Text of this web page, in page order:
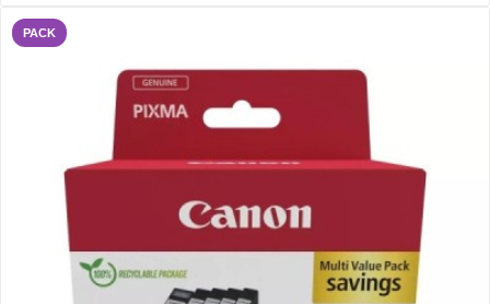
PACK